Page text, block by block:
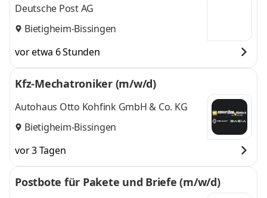
Deutsche Post AG
Bietigheim-Bissingen
vor etwa 6 Stunden
Kfz-Mechatroniker (m/w/d)
Autohaus Otto Kohfink GmbH & Co. KG
Bietigheim-Bissingen
vor 3 Tagen
Postbote für Pakete und Briefe (m/w/d)